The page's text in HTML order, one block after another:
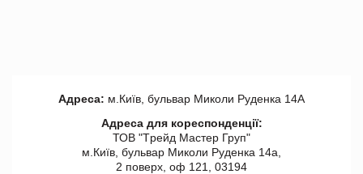
Адреса: м.Київ, бульвар Миколи Руденка 14А
Адреса для кореспонденції:
ТОВ "Tрейд Мастер Груп"
м.Київ, бульвар Миколи Руденка 14а,
2 поверх, оф 121, 03194